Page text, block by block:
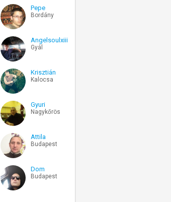
Pepe
Bordány
Angelsoulxiii
Gyál
Krisztián
Kalocsa
Gyuri
Nagykőrös
Attila
Budapest
Dom
Budapest